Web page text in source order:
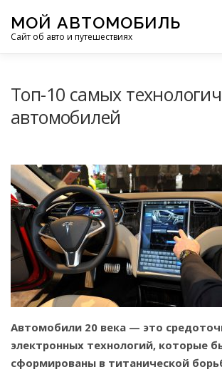
содержимому
МОЙ АВТОМОБИЛЬ
Сайт об авто и путешествиях
ФОТООТЧЕТЫ ОСТАЛЬНОЕ
Топ-10 самых
автомобилей
Автомобили 20 века — это
электронных технологий, которые
сформированы в титанической